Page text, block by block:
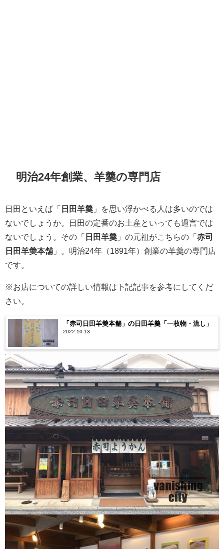
明治24年創業、羊羹の専門店
日田といえば「 日田羊羹 」を思い浮かべる人は多いのでは
ないでしょうか。日田の定番のお土産といっても過言では
ないでしょう。その「
日田羊羹 」の元祖がこちらの「 赤司
日田羊羮本舗 」。明治24年（1891年）創業の羊羹の専門店
です。
※お店についての詳しい情報は下記記事を参考にしてくだ
さい。
「赤司日田羊羮本舗」の日田羊羹「一枚物・流し」
2022.10.13